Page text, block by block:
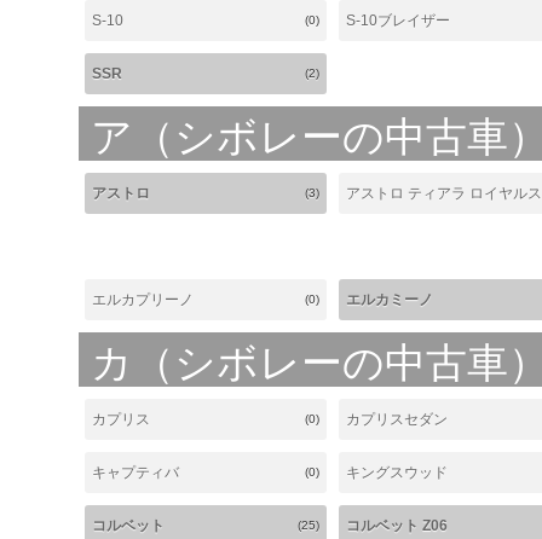
S-10 (0) S-10ブレイザー
SSR (2)
ア（シボレーの中古車
アストロ (3) アストロ ティアラ ロイヤル
エルカプリーノ (0) エルカミーノ
カ（シボレーの中古車
カプリス (0) カプリスセダン
キャプティバ (0) キングスウッド
コルベット (25) コルベット Z06